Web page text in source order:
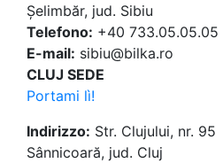
Șelimbăr, jud. Sibiu
Telefono: +40 733.05.05.05
E-mail: sibiu@bilka.ro
CLUJ SEDE
Portami lì!
Indirizzo: Str. Clujului, nr. 95
Sânnicoară, jud. Cluj